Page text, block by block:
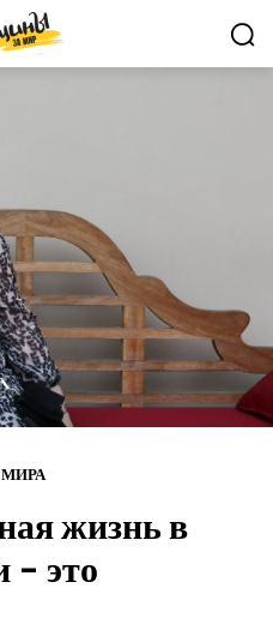
жизнь в
это